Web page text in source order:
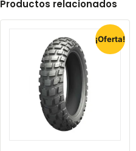
Productos relacionados
¡Oferta!